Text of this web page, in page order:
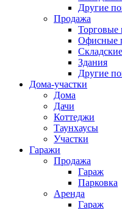
Другие
Продажа
Торговые
Офисные
Здания
Другие
Дома-участки
Дома
Дачи
Коттеджи
Таунхаусы
Участки
Гаражи
Продажа
Гараж
Парковка
Аренда
Гараж